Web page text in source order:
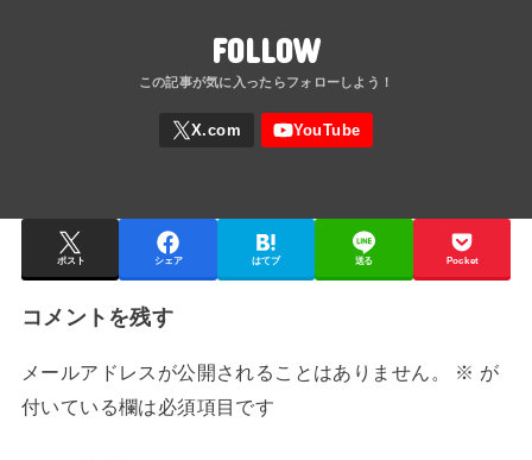
FOLLOW
ポスト シェア はてブ 送る Pocket
コメントを残す
メールアドレスが公開されることはありません。 ※ が
付いている欄は必須項目です